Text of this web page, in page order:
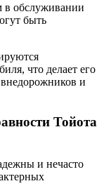
в обслуживании
быть
что делает его
и
Тойота
и нечасто